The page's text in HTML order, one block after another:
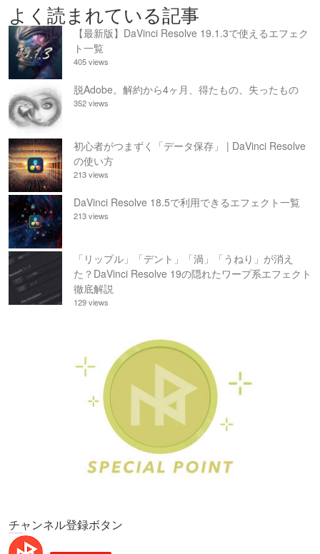
よく読まれている記事
【最新版】DaVinci Resolve 19.1.3で使えるエフェク
ト一覧
405 views
脱Adobe。解約から4ヶ月、得たもの、失ったもの
352 views
初心者がつまずく「データ保存」 | DaVinci Resolve
の使い方
213 views
DaVinci Resolve 18.5で利用できるエフェクト一覧
213 views
「リップル」「デント」「渦」「うねり」が消え
た？DaVinci Resolve 19の隠れたワープ系エフェクト
徹底解説
129 views
チャンネル登録ボタン